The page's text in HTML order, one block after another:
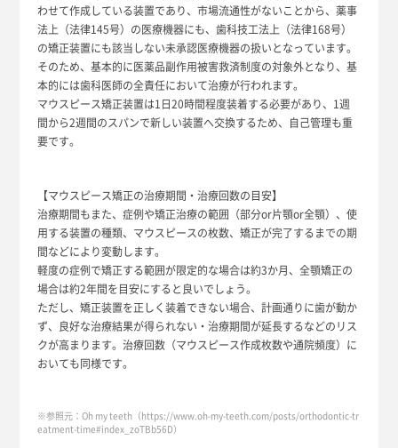
わせて作成している装置であり、市場流通性がないことから、薬事
法上（法律145号）の医療機器にも、歯科技工法上（法律168号）
の矯正装置にも該当しない未承認医療機器の扱いとなっています。
そのため、基本的に医薬品副作用被害救済制度の対象外となり、基
本的には歯科医師の全責任において治療が行われます。
マウスピース矯正装置は1日20時間程度装着する必要があり、1週
間から2週間のスパンで新しい装置へ交換するため、自己管理も重
要です。
【マウスピース矯正の治療期間・治療回数の目安】
治療期間もまた、症例や矯正治療の範囲（部分or片顎or全顎）、使
用する装置の種類、マウスピースの枚数、矯正が完了するまでの期
間などにより変動します。
軽度の症例で矯正する範囲が限定的な場合は約3か月、全顎矯正の
場合は約2年間を目安にすると良いでしょう。
ただし、矯正装置を正しく装着できない場合、計画通りに歯が動か
ず、良好な治療結果が得られない・治療期間が延長するなどのリス
クが高まります。治療回数（マウスピース作成枚数や通院頻度）に
おいても同様です。
※参照元：Oh my teeth（https://www.oh-my-teeth.com/posts/orthodontic-tr
eatment-time#index_zoTBb56D）